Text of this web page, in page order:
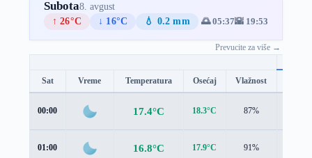
Subota8. avgust
↑ 26°C
↓ 16°C 💧 0.2 mm 🌅 05:37🌇 19:53
Prevucite za više →
Sat Vreme Temperatura Osećaj Vlažnost
00:00 17.4°C 18.3°C 87%
01:00 16.8°C 17.9°C 91%